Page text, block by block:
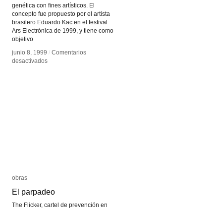
genética con fines artísticos. El
concepto fue propuesto por el artista
brasilero Eduardo Kac en el festival
Ars Electrónica de 1999, y tiene como
objetivo
junio 8, 1999 / Comentarios
desactivadosen
junio 8, 1999 / Comentarios
desactivadosen
obras
El parpadeo
The Flicker, cartel de prevención en
obras
El parpadeo